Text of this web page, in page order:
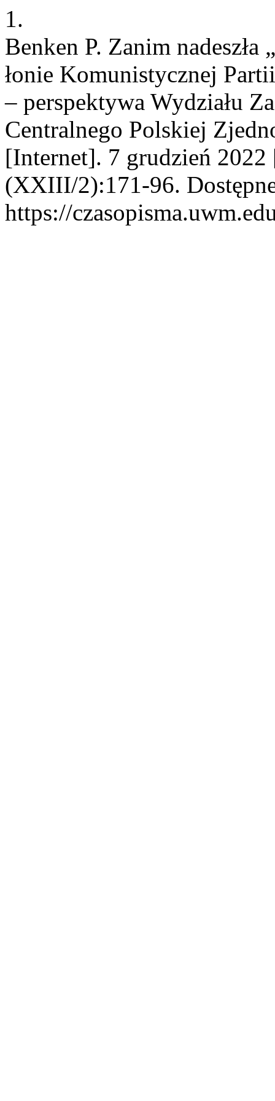
1.
Benken P. Zanim
łonie Komunistycznej
– perspektywa Wydziału
Centralnego Polskiej
[Internet]. 7 grudzień
(XXIII/2):171-96.
https://